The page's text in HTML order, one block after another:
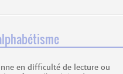
en difficulté de lecture ou